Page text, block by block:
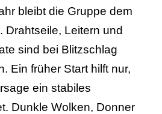
bleibt die Gruppe dem
Drahtseile, Leitern und
sind bei Blitzschlag
Ein früher Start hilft nur,
ein stabiles
Dunkle Wolken, Donner